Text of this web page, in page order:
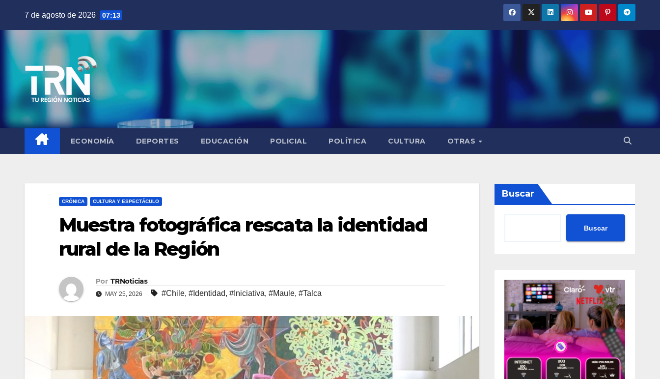
7 de agosto de 2026 07:13
ECONOMÍA DEPORTES EDUCACIÓN POLICIAL POLÍTICA CULTURA OTRAS
CRÓNICA CULTURA Y ESPECTÁCULO
Muestra fotográfica rescata la identidad
rural de la Región
Por TRNoticias
MAY 25, 2026 #Chile, #Identidad, #Iniciativa, #Maule, #Talca
Buscar
Buscar